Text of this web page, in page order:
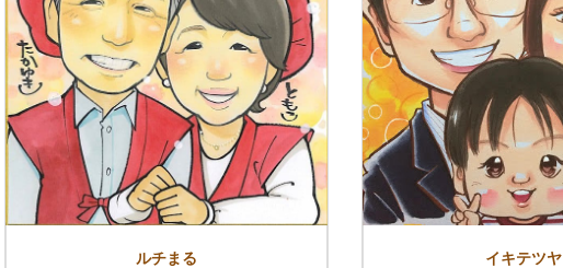
ルチまる
イキテツヤ